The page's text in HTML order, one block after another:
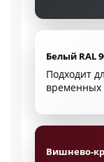
Белый RAL
Подходит
временных
Вишнево-